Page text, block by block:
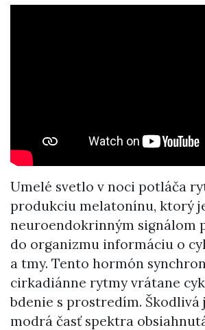
Umelé svetlo v noci potláča
produkciu melatonínu, ktorý
neuroendokrinným signálom
do organizmu informáciu o
a tmy. Tento hormón
cirkadiánne rytmy vrátane
bdenie s prostredím. Škodlivá
modrá časť spektra